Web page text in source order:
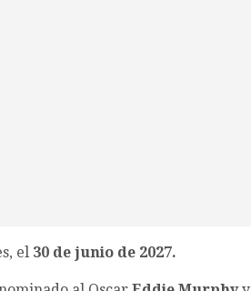
el 30 de junio de 2027.